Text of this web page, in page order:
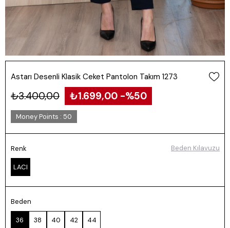
Astarı Desenli Klasik Ceket Pantolon Takım 1273
₺3.400,00 ₺1.699,00 50
Money Points : 50
Renk
LACI
Beden
36 38 40 42 44
Beden Kılavuzu